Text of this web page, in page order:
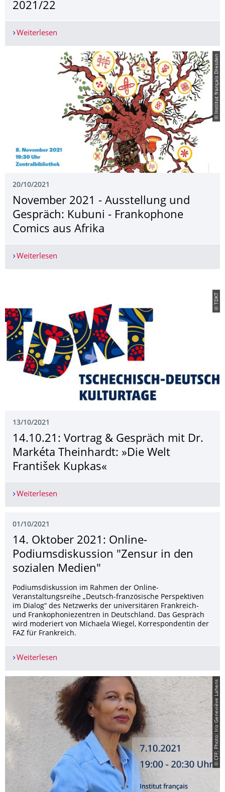
2021/22
Weiterlesen
© Institut français Dresden
20/10/2021
November 2021 - Ausstellung und
Gespräch: Kubuni - Frankophone
Comics aus Afrika
Weiterlesen
© TDKT
13/10/2021
14.10.21: Vortrag & Gespräch mit Dr.
Markéta Theinhardt: »Die Welt
František Kupkas«
Weiterlesen
01/10/2021
14. Oktober 2021: Online-
Podiumsdiskussion "Zensur in den
sozialen Medien"
Podiumsdiskussion im Rahmen der Online-
Veranstaltungsreihe „Deutsch-französische Perspektiven
im Dialog“ des Netzwerks der universitären Frankreich-
und Frankophoniezentren in Deutschland. Das Gespräch
wird moderiert von Michaela Wiegel, Korrespondentin der
FAZ für Frankreich.
Weiterlesen
© CFF; Photo: Iris Geneviève Lahens